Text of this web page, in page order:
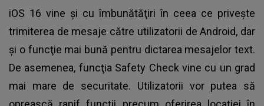
iOS 16 vine şi cu îmbunătăţiri în ceea ce priveşte
trimiterea de mesaje către utilizatorii de Android, dar
şi o funcţie mai bună pentru dictarea mesajelor text.
De asemenea, funcţia Safety Check vine cu un grad
mai mare de securitate. Utilizatorii vor putea să